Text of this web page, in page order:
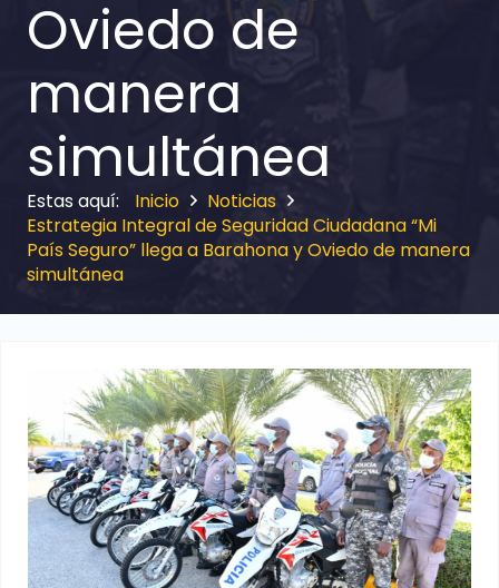
Oviedo de
manera
simultánea
Inicio
Noticias
Estrategia Integral de Seguridad Ciudadana “Mi
País Seguro” llega a Barahona y Oviedo de manera
simultánea